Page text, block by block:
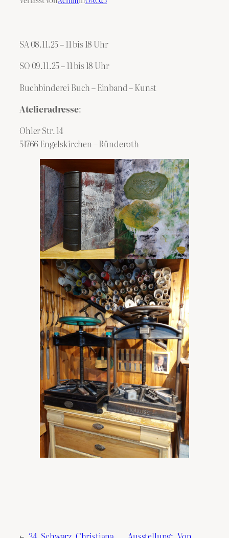
SA 08.11.25 – 11 bis 18 Uhr
SO 09.11.25 – 11 bis 18 Uhr
Buchbinderei Buch – Einband – Kunst
Atelieradresse:
Ohler Str. 14
51766 Engelskirchen – Ründeroth